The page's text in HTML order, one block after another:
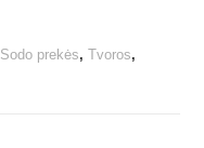
Sodo prekės,Tvoros,